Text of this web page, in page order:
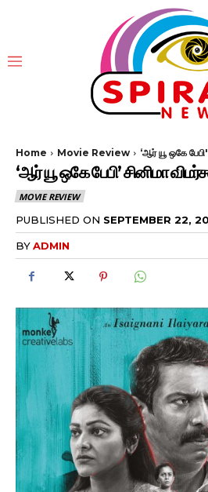
Home Movie Review ‘ஆர் யூ ஒகே
‘ஆர் யூ ஒகே பேபி’ சினிமா
MOVIE REVIEW
PUBLISHED ON SEPTEMBER 22,
BYADMIN